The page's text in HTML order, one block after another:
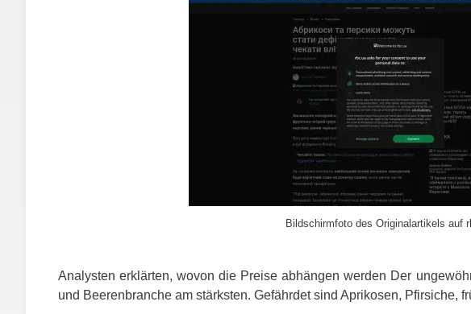
Bildschirmfoto des Originalartikels auf
Analysten erklärten, wovon die Preise abhängen werden Der
und Beerenbranche am stärksten. Gefährdet sind Aprikosen, Pfirsiche,